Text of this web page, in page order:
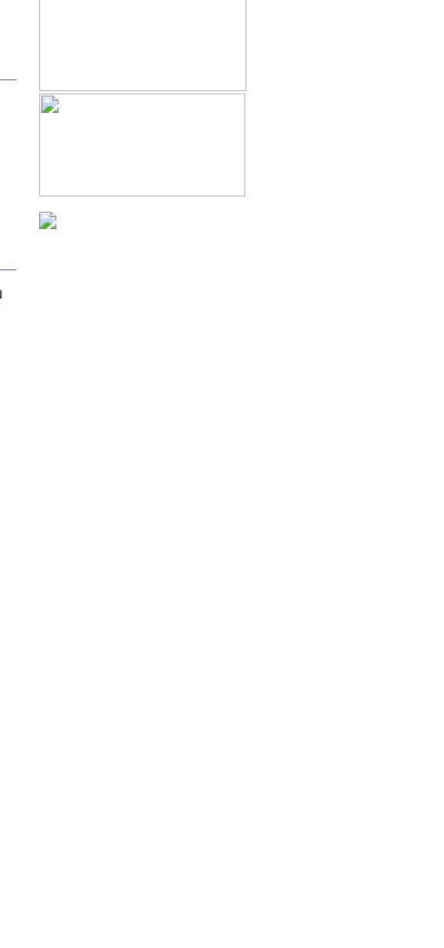
E3 Flasher,el mejor accesorio de PS3!